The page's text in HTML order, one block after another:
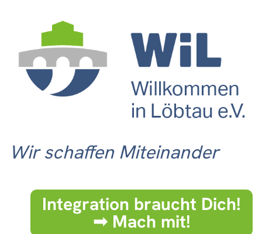
Wir schaffen Miteinander
Integration braucht Dich!
➟ Mach mit!